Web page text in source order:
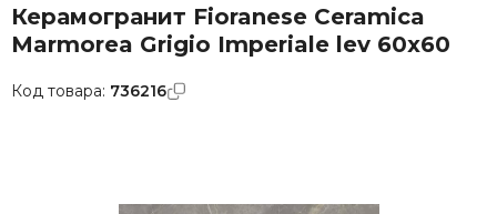
Керамогранит Fioranese Ceramica
Marmorea Grigio Imperiale lev 60x60
Код товара: 736216